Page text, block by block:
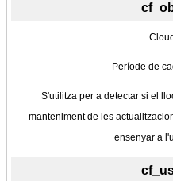
Període de
S'utilitza per a detectar si el
manteniment de les
ensenyar a